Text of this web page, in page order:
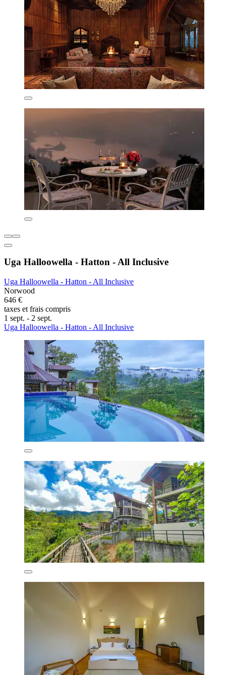
Uga Halloowella - Hatton - All Inclusive
Uga Halloowella - Hatton - All Inclusive
Norwood
646 €
taxes et frais compris
1 sept. - 2 sept.
Uga Halloowella - Hatton - All Inclusive